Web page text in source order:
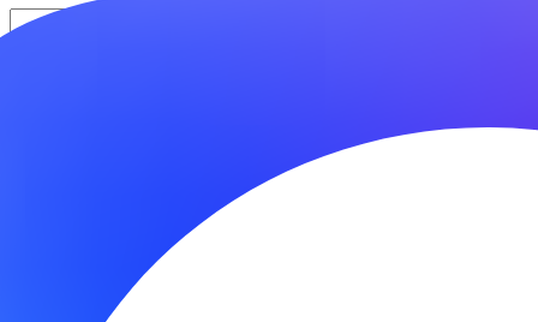
Нажимая кнопку «Отправить» вы соглашаетесь на
заказать обратный звонок